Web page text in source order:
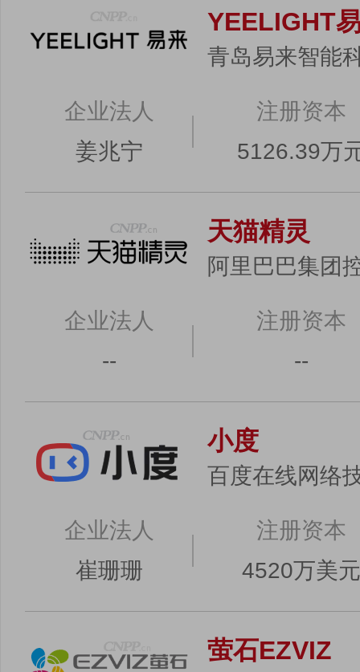
YEELIGHT
青岛易来智能
企业法人
姜兆宁
注册资本
5126.39万
天猫精灵
阿里巴巴集团
企业法人
--
注册资本
--
小度
百度在线网络
企业法人
崔珊珊
注册资本
4520万美元
萤石EZVIZ